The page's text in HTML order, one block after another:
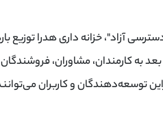
توسعه‌دهندگان و کاربران می‌توانند